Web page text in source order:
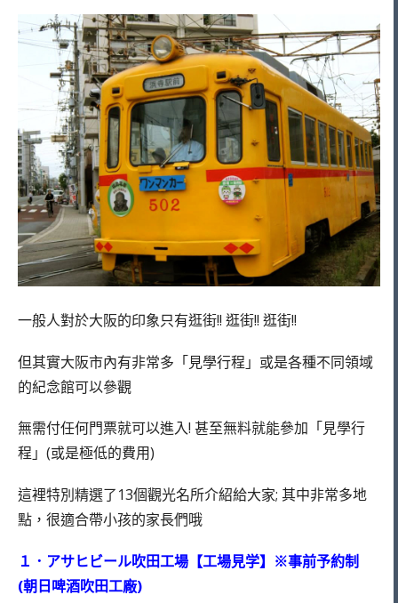
一般人對於大阪的印象只有逛街!! 逛街!! 逛街!!
但其實大阪市內有非常多「見學行程」或是各種不同領域
的紀念館可以參觀
無需付任何門票就可以進入! 甚至無料就能參加「見學行
程」(或是極低的費用)
這裡特別精選了13個觀光名所介紹給大家; 其中非常多地
點，很適合帶小孩的家長們哦
１．アサヒビール吹田工場【工場見学】※事前予約制
(朝日啤酒吹田工廠)